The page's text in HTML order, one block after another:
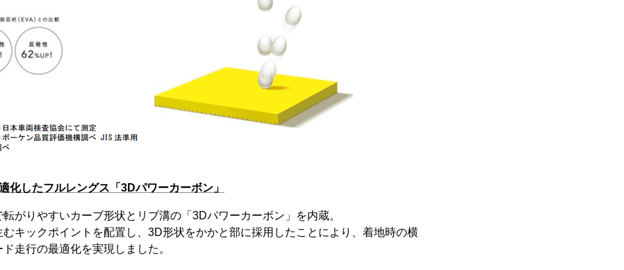
化したフルレングス「3Dパワーカーボン」
がりやすいカーブ形状とリブ溝の「3Dパワーカーボン」を内蔵。
キックポイントを配置し、3D形状をかかと部に採用したことにより、着地時の横
走行の最適化を実現しました。